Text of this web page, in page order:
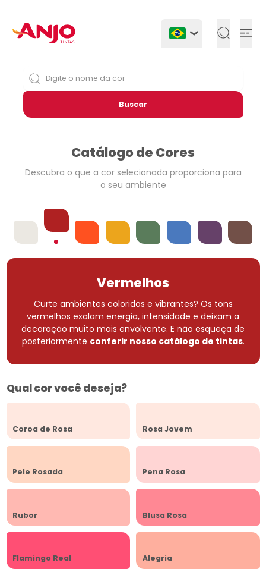
Buscar
Catálogo de Cores
Descubra o que a cor selecionada proporciona para
o seu ambiente
Offwhites
Vermelhos
LaranjasAmarelosVerdesAzuis Violetas
Vermelhos
Curte ambientes coloridos e vibrantes? Os tons
vermelhos exalam energia, intensidade e deixam a
decoração muito mais envolvente. E não esqueça de
posteriormente conferir nosso catálogo de tintas.
Qual cor você deseja?
Coroa de Rosa Rosa Jovem
Pele Rosada Pena Rosa
Rubor Blusa Rosa
Flamingo Real Alegria